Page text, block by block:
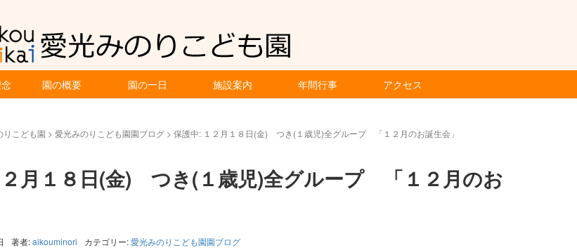
園の概要 園の一日 施設案内 年間行事 アクセス
りこども園 > 愛光みのりこども園園ブログ> 保護中: １２月１８日(金) つき(１歳児)全グループ 「１２月のお誕生会」
月１８日(金) つき(１歳児)全グループ 「１２月のお
著者:aikouminori カテゴリー:愛光みのりこども園園ブログ